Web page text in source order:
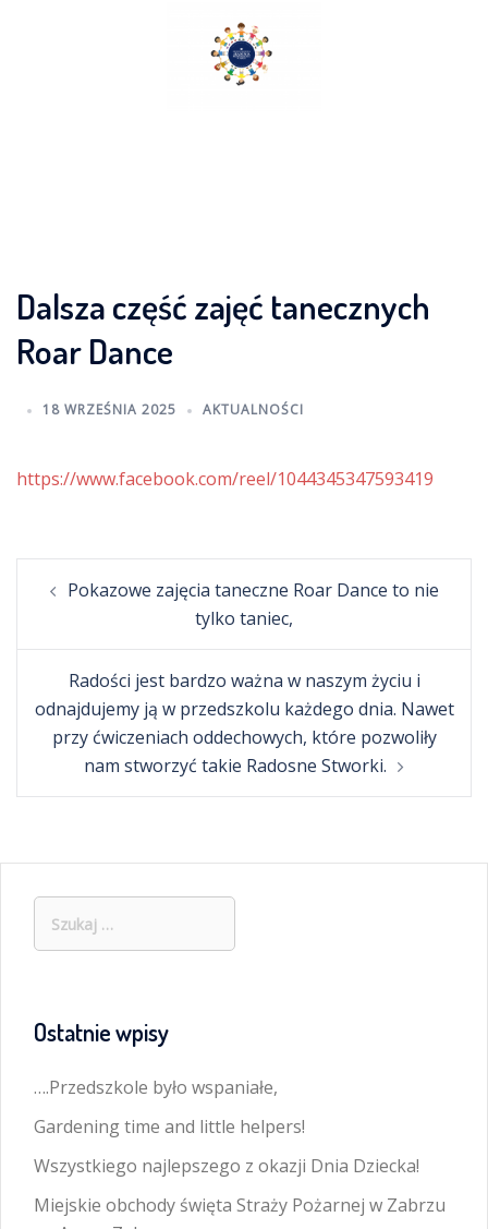
Dalsza część zajęć tanecznych
Roar Dance
18 WRZEŚNIA 2025 AKTUALNOŚCI
https://www.facebook.com/reel/1044345347593419
navigation
Pokazowe zajęcia taneczne Roar Dance to nie
tylko taniec,
Radości jest bardzo ważna w naszym życiu i
odnajdujemy ją w przedszkolu każdego dnia. Nawet
przy ćwiczeniach oddechowych, które pozwoliły
nam stworzyć takie Radosne Stworki.
Ostatnie wpisy
….Przedszkole było wspaniałe,
Gardening time and little helpers!
Wszystkiego najlepszego z okazji Dnia Dziecka!
Miejskie obchody święta Straży Pożarnej w Zabrzu